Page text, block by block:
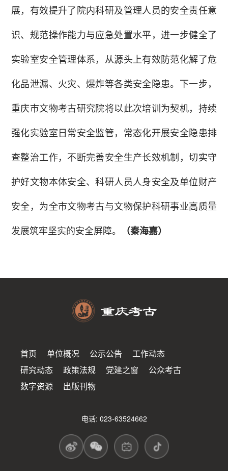
展，有效提升了院内科研及管理人员的安全责任意
识、规范操作能力与应急处置水平，进一步健全了
实验室安全管理体系，从源头上有效防范化解了危
化品泄漏、火灾、爆炸等各类安全隐患。下一步，
重庆市文物考古研究院将以此次培训为契机，持续
强化实验室日常安全监管，常态化开展安全隐患排
查整治工作，不断完善安全生产长效机制，切实守
护好文物本体安全、科研人员人身安全及单位财产
安全，为全市文物考古与文物保护科研事业高质量
发展筑牢坚实的安全屏障。
（秦海嘉）
首页 单位概况 公示公告
工作动态
研究动态
政策法规 党建之窗
公众考古
数字资源
出版刊物
电话: 023-63524662